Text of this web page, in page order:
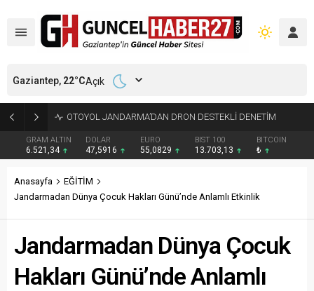
EVDE ÇIKAN YANGINDA YAŞLI KADIN HAYATINI KAYBETTİ
GRAM ALTIN
6.521,34
DOLAR
47,5916
EURO
55,0829
BIST 100
13.703,13
BITCOIN
₺
Gaziantep, 22°CAçık
Anasayfa
EĞİTİM
Jandarmadan Dünya Çocuk Hakları Günü’nde Anlamlı Etkinlik
Jandarmadan Dünya Çocuk
Hakları Günü’nde Anlamlı